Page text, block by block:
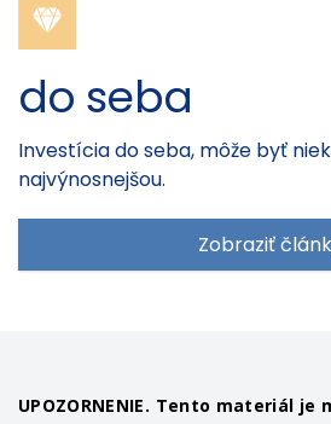
do seba
Investícia do seba, môže byť
najvýnosnejšou.
Zobraziť
UPOZORNENIE. Tento materiál